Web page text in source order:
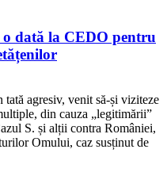
dată la CEDO pentru
agresiv, venit să-și viziteze
din cauza „legitimării”
S. și alții contra României,
Omului, caz susținut de